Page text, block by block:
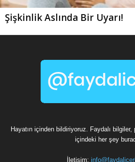
Şişkinlik Aslında Bir Uyarı!
Hayatın içinden bildiriyoruz. Faydalı
içindeki her şey
İletişim: